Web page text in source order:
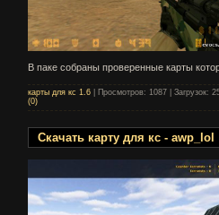
В паке собраны проверенные карты
карты для кс 1.6 Просмотров: 1087 Загрузок:
(0)
Скачать карту для кс - awp_lol